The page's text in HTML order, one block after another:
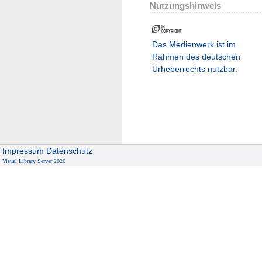
Nutzungshinweis
Das Medienwerk ist im
Rahmen des deutschen
Urheberrechts nutzbar.
Impressum Datenschutz
Visual Library Server 2026